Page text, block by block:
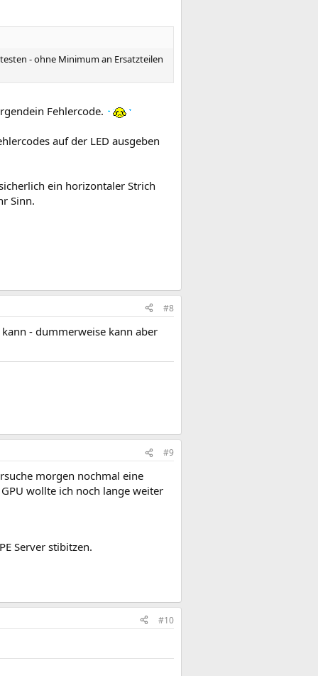
- ohne Minimum an Ersatzteilen
Fehlercode.
auf der LED ausgeben
ein horizontaler Strich
Sinn.
#8
- dummerweise kann aber
#9
morgen nochmal eine
GPU wollte ich noch lange weiter
Server stibitzen.
#10